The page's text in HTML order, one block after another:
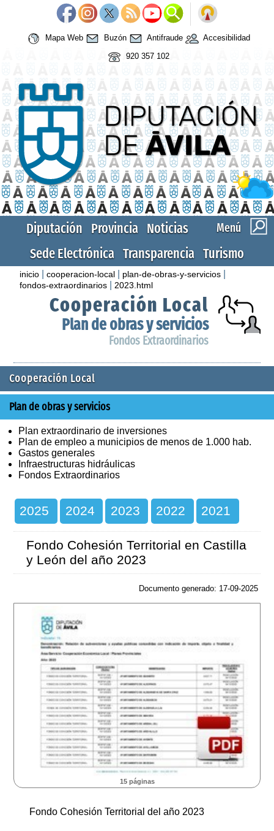
Mapa Web Buzón Antifraude
Accesibilidad
920 357 102
Menú
Diputación Provincia Noticias
Sede Electrónica Transparencia Turismo
inicio |cooperacion-local plan-de-obras-y-servicios
fondos-extraordinarios 2023.html
Cooperación Local
Plan de obras y servicios
Fondos Extraordinarios
Cooperación Local
Plan de obras y servicios
Plan extraordinario de inversiones
Plan de empleo a municipios de menos de 1.000 hab.
Gastos generales
Infraestructuras hidráulicas
Fondos Extraordinarios
2025 2024 2023 2022 2021
Fondo Cohesión Territorial en Castilla
y León del año 2023
Documento generado: 17-09-2025
15 páginas
Fondo Cohesión Territorial del año 2023